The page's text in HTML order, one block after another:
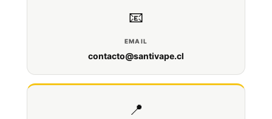
📧
EMAIL
contacto@santivape.cl
📍